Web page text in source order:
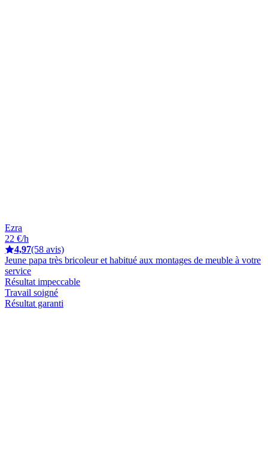
Ezra
22 €/h
4,97(58 avis)
Jeune papa très bricoleur et habitué aux montages de meuble à votre
service
Résultat impeccable
Travail soigné
Résultat garanti